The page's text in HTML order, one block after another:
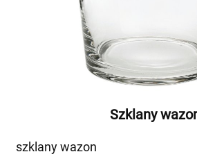
Szklany
szklany wazon